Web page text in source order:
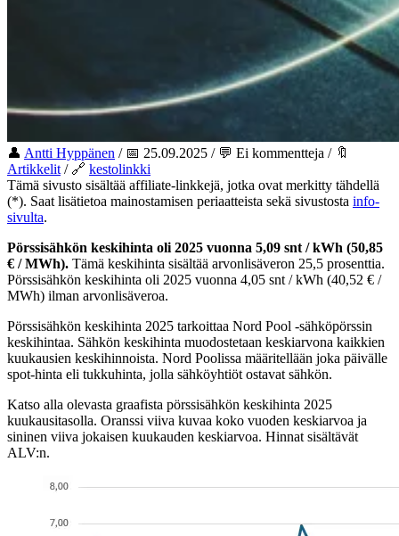
👤 Antti Hyppänen / 📅 25.09.2025 / 💬 Ei kommentteja / 🔖
Artikkelit / 🔗 kestolinkki
Tämä sivusto sisältää affiliate-linkkejä, jotka ovat merkitty tähdellä
(*). Saat lisätietoa mainostamisen periaatteista sekä sivustosta info-
sivulta.
Pörssisähkön keskihinta oli 2025 vuonna 5,09 snt / kWh (50,85
€ / MWh). Tämä keskihinta sisältää arvonlisäveron 25,5 prosenttia.
Pörssisähkön keskihinta oli 2025 vuonna 4,05 snt / kWh (40,52 € /
MWh) ilman arvonlisäveroa.
Pörssisähkön keskihinta 2025 tarkoittaa Nord Pool -sähköpörssin
keskihintaa. Sähkön keskihinta muodostetaan keskiarvona kaikkien
kuukausien keskihinnoista. Nord Poolissa määritellään joka päivälle
spot-hinta eli tukkuhinta, jolla sähköyhtiöt ostavat sähkön.
Katso alla olevasta graafista pörssisähkön keskihinta 2025
kuukausitasolla. Oranssi viiva kuvaa koko vuoden keskiarvoa ja
sininen viiva jokaisen kuukauden keskiarvoa. Hinnat sisältävät
ALV:n.